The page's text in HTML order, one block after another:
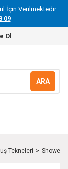
İçin Verilmektedir.
09
Ol
ARA
Tekneleri Shower